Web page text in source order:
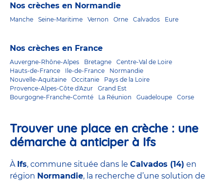
Nos crèches en Normandie
Manche Seine-Maritime Vernon Orne Calvados Eure
Nos crèches en France
Auvergne-Rhône-Alpes Bretagne
Centre-Val de Loire
Hauts-de-France
Ile-de-France
Normandie
Nouvelle-Aquitaine
Occitanie
Pays de la Loire
Provence-Alpes-Côte d'Azur
Grand Est
Bourgogne-Franche-Comté
La Réunion Guadeloupe Corse
Trouver une place en crèche : une
démarche à anticiper à Ifs
À Ifs, commune située dans le Calvados (14) en
région Normandie, la recherche d’une solution de